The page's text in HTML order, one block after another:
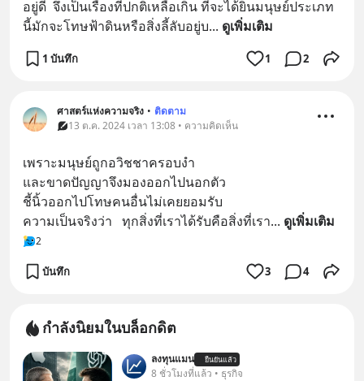
อยู่ดี  จึงเป็นเรื่องที่ปกติเหลือเกิน ที่จะได้ยินมนุษย์ประเภท
นี้มักจะโทษฟ้าดินหรือสิ่งลี้ลับอยู่บ... ดูเพิ่มเติม
1 บันทึก 1 2
ศาสตร์แห่งความจริง • ติดตาม
13 ต.ค. 2024 เวลา 13:08 • ความคิดเห็น
เพราะมนุษย์ถูกอวิชชาครอบงำ
และขาดปัญญาจึงมองออกไปนอกตัว
ชี้นิ้วออกไปโทษคนอื่นไม่เคยยอมรับ
ความเป็นจริงว่า   ทุกสิ่งที่เราได้รับคือสิ่งที่เรา... ดูเพิ่มเติม
2
บันทึก 3 4
กำลังนิยมในบล็อกดิต
ลงทุนแมน ยืนยันแล้ว
8 ชั่วโมงที่แล้ว • ธุรกิจ